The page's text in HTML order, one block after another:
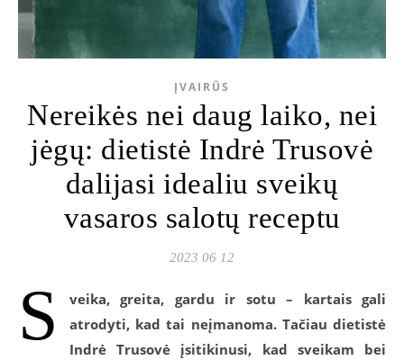
ĮVAIRŪS
Nereikės nei daug laiko, nei
jėgų: dietistė Indrė Trusovė
dalijasi idealiu sveikų
vasaros salotų receptu
2023 06 12
S
veika, greita, gardu ir sotu – kartais gali
atrodyti, kad tai neįmanoma. Tačiau dietistė
Indrė Trusovė įsitikinusi, kad sveikam bei